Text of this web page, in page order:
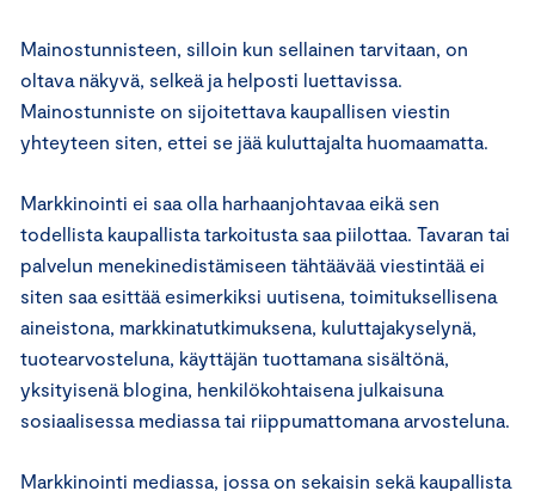
Mainostunnisteen, silloin kun sellainen tarvitaan, on
oltava näkyvä, selkeä ja helposti luettavissa.
Mainostunniste on sijoitettava kaupallisen viestin
yhteyteen siten, ettei se jää kuluttajalta huomaamatta.
Markkinointi ei saa olla harhaanjohtavaa eikä sen
todellista kaupallista tarkoitusta saa piilottaa. Tavaran tai
palvelun menekinedistämiseen tähtäävää viestintää ei
siten saa esittää esimerkiksi uutisena, toimituksellisena
aineistona, markkinatutkimuksena, kuluttajakyselynä,
tuotearvosteluna, käyttäjän tuottamana sisältönä,
yksityisenä blogina, henkilökohtaisena julkaisuna
sosiaalisessa mediassa tai riippumattomana arvosteluna.
Markkinointi mediassa, jossa on sekaisin sekä kaupallista